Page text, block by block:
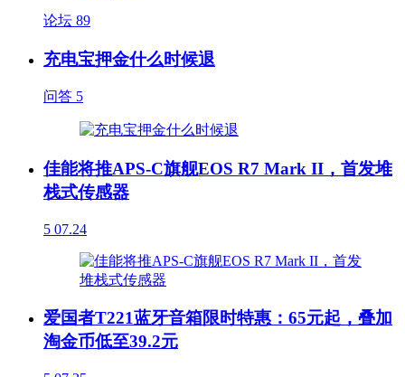
论坛 89
充电宝押金什么时候退
问答 5
佳能将推APS-C旗舰EOS R7 Mark II，首发堆
栈式传感器
5 07.24
爱国者T221蓝牙音箱限时特惠：65元起，叠加
淘金币低至39.2元